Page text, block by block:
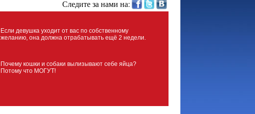
Следите за нами на:
Если девушка уходит от вас по собственному
желанию, она должна отрабатывать ещё 2 недели.
Почему кошки и собаки вылизывают себе яйца?
Потому что МОГУТ!